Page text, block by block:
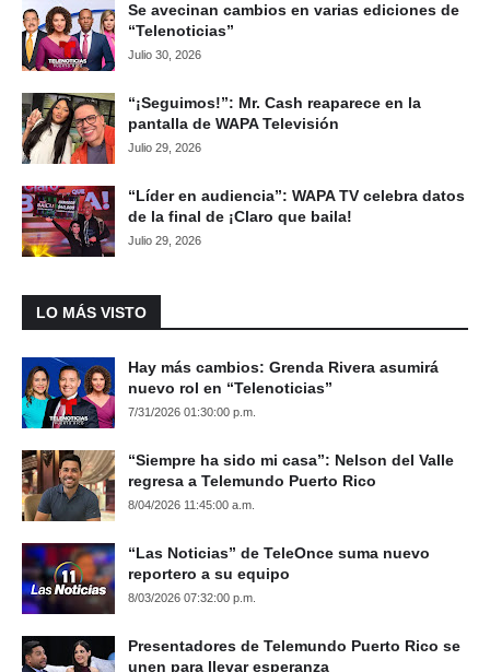
Se avecinan cambios en varias ediciones de
“Telenoticias”
Julio 30, 2026
“¡Seguimos!”: Mr. Cash reaparece en la
pantalla de WAPA Televisión
Julio 29, 2026
“Líder en audiencia”: WAPA TV celebra datos
de la final de ¡Claro que baila!
Julio 29, 2026
LO MÁS VISTO
Hay más cambios: Grenda Rivera asumirá
nuevo rol en “Telenoticias”
7/31/2026 01:30:00 p.m.
“Siempre ha sido mi casa”: Nelson del Valle
regresa a Telemundo Puerto Rico
8/04/2026 11:45:00 a.m.
“Las Noticias” de TeleOnce suma nuevo
reportero a su equipo
8/03/2026 07:32:00 p.m.
Presentadores de Telemundo Puerto Rico se
unen para llevar esperanza